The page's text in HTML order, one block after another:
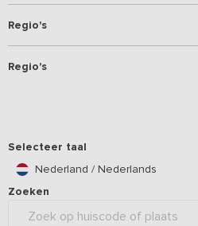
Regio's
Regio's
Selecteer taal
Nederland / Nederlands
Zoeken